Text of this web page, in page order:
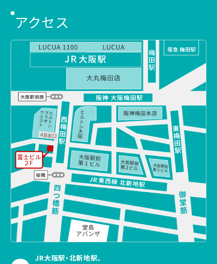
アクセス
JR大阪駅・北新地駅、